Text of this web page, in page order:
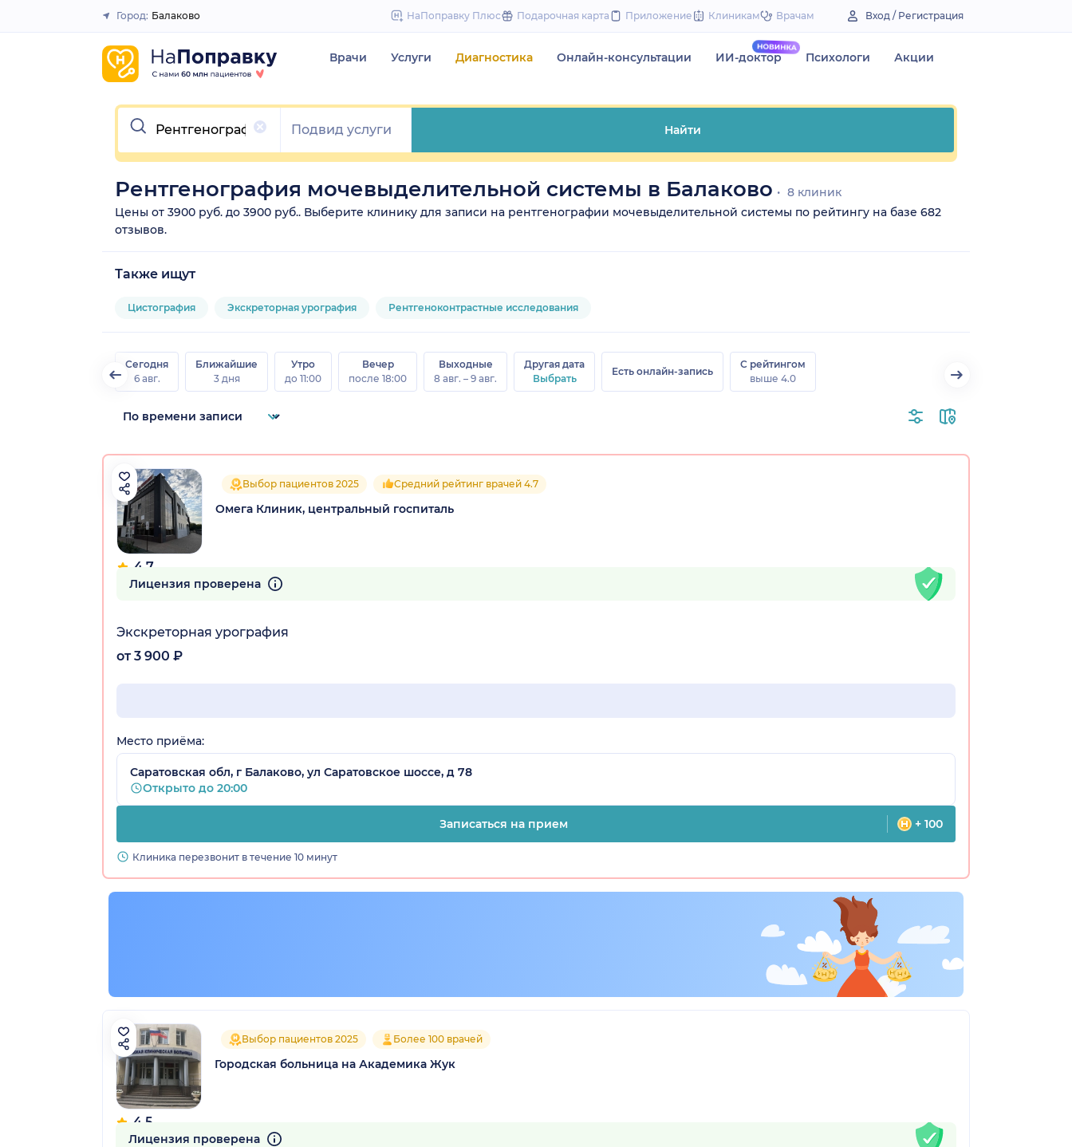
to
Закрыть
Город: Балаково НаПоправку Плюс Подарочная карта Приложение Клиникам Врачам Вход / Регистрация
Врачи Услуги Диагностика Онлайн-консультации ИИ-доктор Психологи Акции
Очистить
Найти
Рентгенография мочевыделительной системы в Балаково
8 клиник
Цены от 3900 руб. до 3900 руб.. Выберите клинику для записи на рентгенографии мочевыделительной системы по рейтингу на базе 682
отзывов.
Также ищут
Цистография Экскреторная урография Рентгеноконтрастные исследования
Сегодня
6 авг.
Ближайшие
3 дня
Утро
до 11:00
Вечер
после 18:00
Выходные
8 авг. – 9 авг.
Другая дата
Выбрать
Есть онлайн-запись
С рейтингом
выше 4.0
4.7
322 отзыва
Выбор пациентов 2025 Средний рейтинг врачей 4.7
Омега Клиник, центральный госпиталь
Лицензия проверена
Экскреторная урография
от 3 900 ₽
Место приёма:
Саратовская обл, г Балаково, ул Саратовское шоссе, д 78
Открыто до 20:00
Записаться на прием + 100
Клиника перезвонит в течение 10 минут
4.5
185 отзывов
Выбор пациентов 2025 Более 100 врачей
Городская больница на Академика Жук
Лицензия проверена